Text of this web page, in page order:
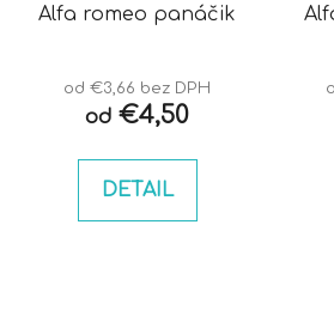
Alfa romeo panáčik
od €3,66 bez DPH
od €4,50
DETAIL